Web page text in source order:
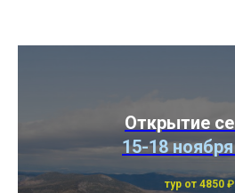
Открытие
15-18
тур от 4850 ₽